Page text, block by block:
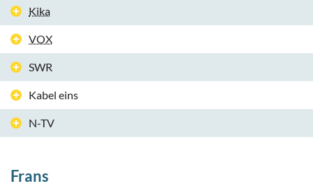
Kika
VOX
SWR
Kabel eins
N-TV
Frans